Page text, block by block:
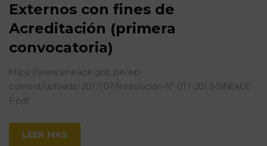
Externos con fines de
Acreditación (primera
convocatoria)
https://www.sineace.gob.pe/wp-
content/uploads/2017/07/Resolución-N°-011-2013-SINEACE-
P.pdf
LEER MAS